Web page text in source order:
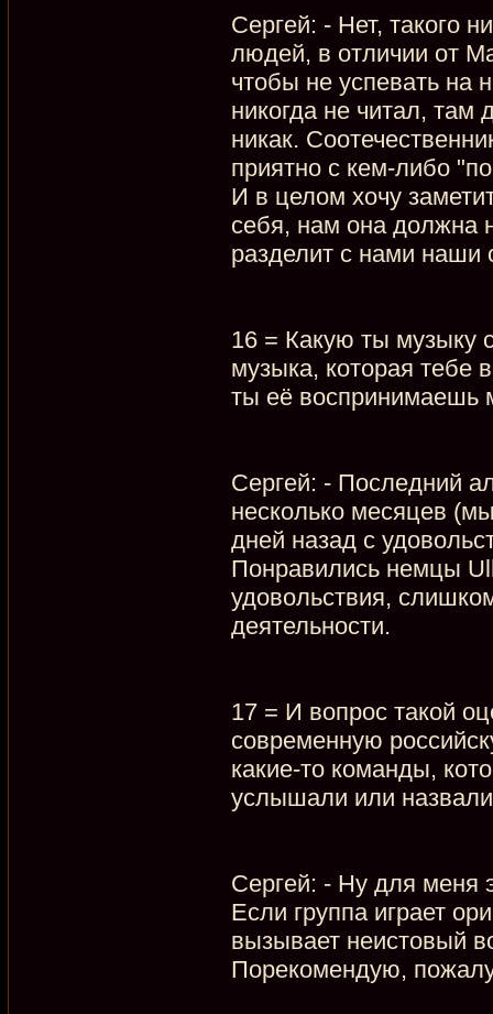
Сергей: - Нет, такого
людей, в отличии от
чтобы не успевать на
никогда не читал,
никак.
приятно с кем-либо
И в целом хочу
себя, нам она должна
разделит с нами наши
16 = Какую ты музыку
музыка, которая тебе
ты её
Сергей: - Последний
несколько месяцев
дней назад с
Понравились немцы
удовольствия,
деятельности.
17 = И вопрос такой
современную
какие-то команды,
услышали или
Сергей: - Ну для меня
Если группа играет
вызывает неистовый
Порекомендую,